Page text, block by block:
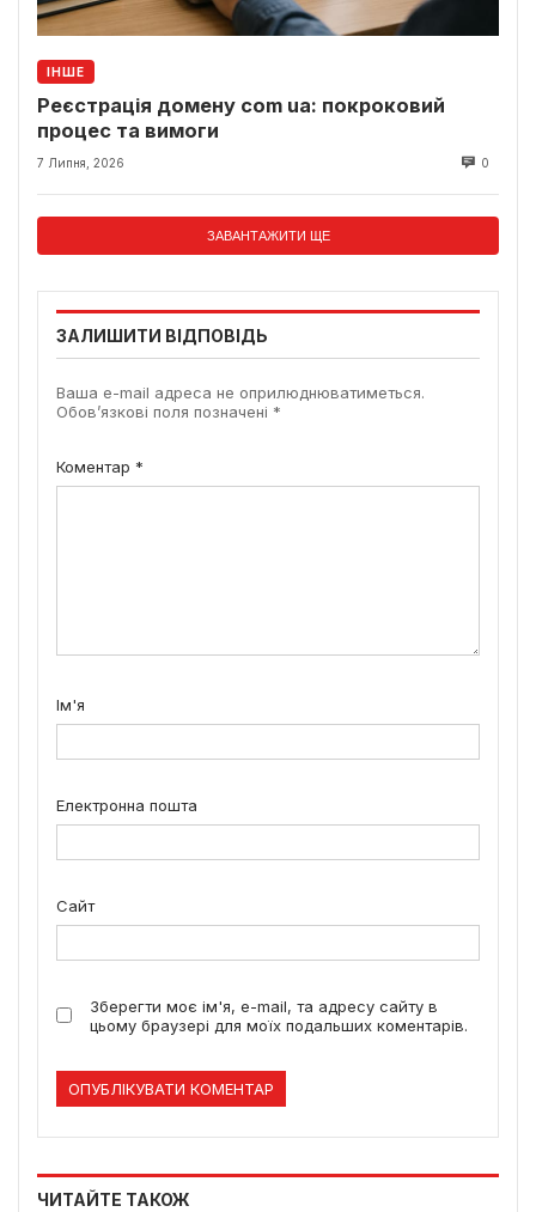
ІНШЕ
Реєстрація домену com ua: покроковий
процес та вимоги
7 Липня, 2026 0
ЗАВАНТАЖИТИ ЩЕ
ЗАЛИШИТИ ВІДПОВІДЬ
Ваша e-mail адреса не оприлюднюватиметься.
Обов’язкові поля позначені *
Коментар *
Ім'я
Електронна пошта
Сайт
Зберегти моє ім'я, e-mail, та адресу сайту в
цьому браузері для моїх подальших коментарів.
ЧИТАЙТЕ ТАКОЖ